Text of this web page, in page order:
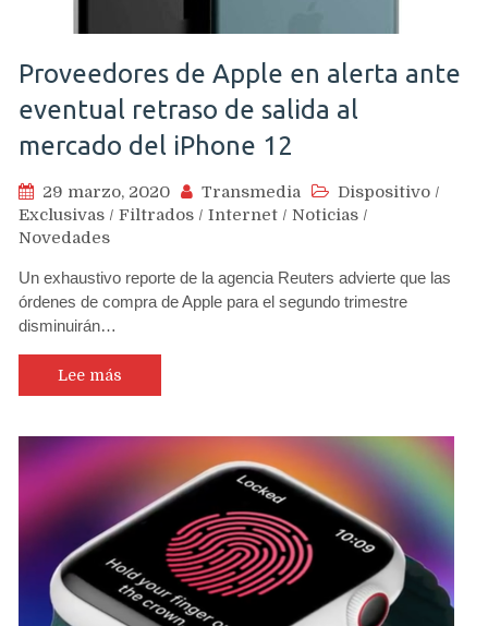
Proveedores de Apple en alerta ante
eventual retraso de salida al
mercado del iPhone 12
29 marzo, 2020 Transmedia Dispositivo /
Exclusivas / Filtrados / Internet / Noticias /
Novedades
Un exhaustivo reporte de la agencia Reuters advierte que las
órdenes de compra de Apple para el segundo trimestre
disminuirán…
Lee más